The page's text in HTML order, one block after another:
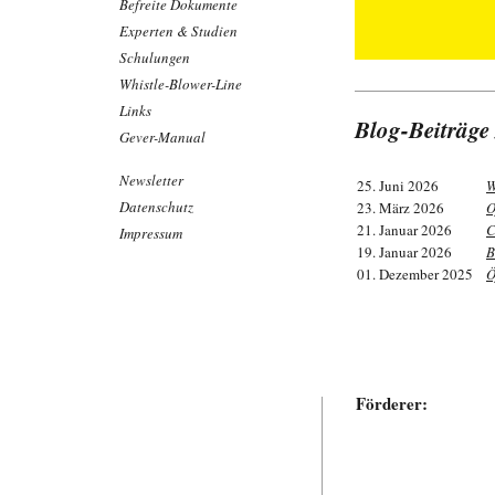
Befreite Dokumente
Experten & Studien
Schulungen
Whistle-Blower-Line
Links
Gever-Manual
Newsletter
Datenschutz
Impressum
Blog-
25. Juni 2026
23. März 2026
21. Januar 2026
19. Januar 2026
01. Dezember 2025
Förderer: